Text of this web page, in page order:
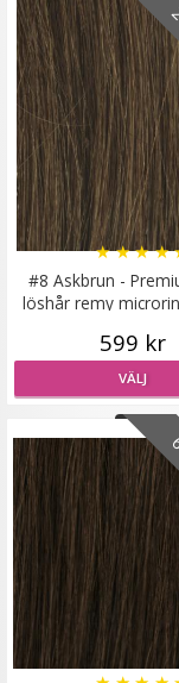
#8 Mellanbrun -
#8 Askbrun -
löshår remy
★★★★
599 kr
VÄLJ